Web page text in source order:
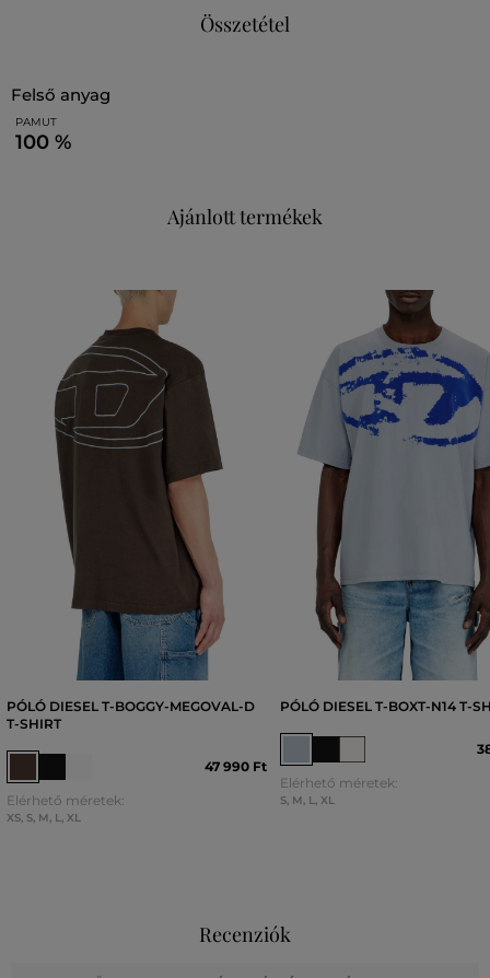
Összetétel
felső anyag
PAMUT
100 %
Ajánlott termékek
PÓLÓ DIESEL T-BOGGY-MEGOVAL-D
T-SHIRT
47 990 Ft
Elérhető méretek:
XS, S, M, L, XL
PÓLÓ DIESEL T-BOXT-N14 T-
Elérhető méretek:
S, M, L, XL
Recenziók